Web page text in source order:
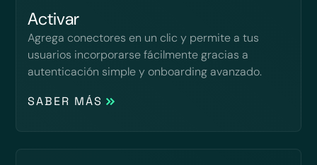
Activar
Agrega conectores en un clic y permite a tus
usuarios incorporarse fácilmente gracias a
autenticación simple y onboarding avanzado.
SABER MÁS